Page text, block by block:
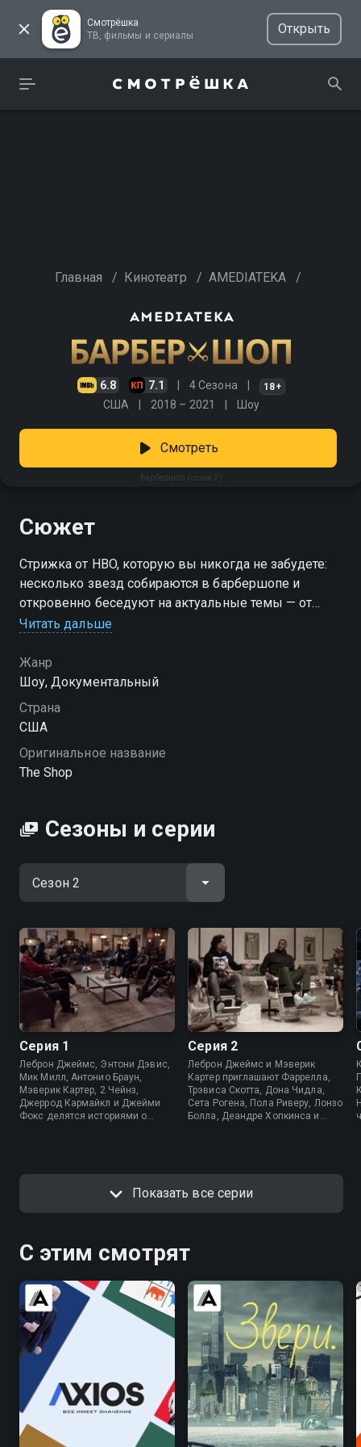
Смотрёшка
ТВ, фильмы и сериалы
Открыть
Главная / Кинотеатр / AMEDIATEKA /
6.8 7.1 4 Сезона 18+
США 2018 – 2021 Шоу
Барбершоп (сезон 2)
Смотреть
Сюжет
Стрижка от HBO, которую вы никогда не забудете:
несколько звезд собираются в барбершопе и
откровенно беседуют на актуальные темы — от
спорта и бизнеса до поп-культуры и происходящего
Посмотреть онлайн 2 сезон сериала Барбершоп вы
можете совершенно бесплатно в хорошем HD
качестве на Смотрёшке
Читать дальше
Жанр
Шоу, Документальный
Страна
США
Оригинальное название
The Shop
Сезоны и серии
Серия 1
Леброн Джеймс, Энтони Дэвис,
Мик Милл, Антонио Браун,
Мэверик Картер, 2 Чейнз,
Джеррод Кармайкл и Джейми
Фокс делятся историями о
Серия 2
Леброн Джеймс и Мэверик
Картер приглашают Фаррелла,
Трэвиса Скотта, Дона Чидла,
Сета Рогена, Пола Риверу, Лонзо
Болла, Деандре Хопкинса и
Показать все серии
С этим смотрят